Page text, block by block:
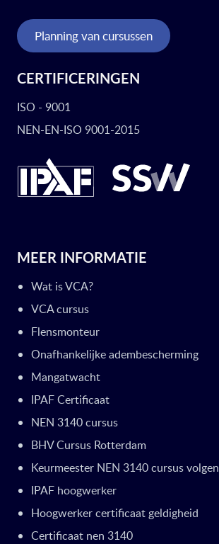
Planning van cursussen
CERTIFICERINGEN
ISO - 9001
NEN-EN-ISO 9001-2015
MEER INFORMATIE
Wat is VCA?
VCA cursus
Flensmonteur
Onafhankelijke adembescherming
Mangatwacht
IPAF Certificaat
NEN 3140 cursus
BHV Cursus Rotterdam
Keurmeester NEN 3140 cursus volgen
IPAF hoogwerker
Hoogwerker certificaat geldigheid
Certificaat nen 3140